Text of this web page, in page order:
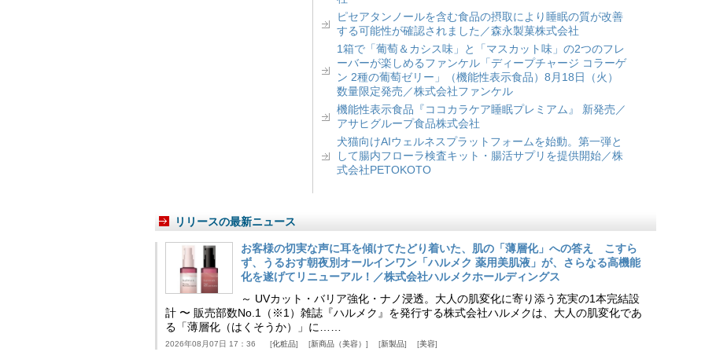
ピセアタンノールを含む食品の摂取により睡眠の質が改善
する可能性が確認されました／森永製菓株式会社
1箱で「葡萄＆カシス味」と「マスカット味」の2つのフレ
ーバーが楽しめるファンケル「ディープチャージ コラーゲ
ン 2種の葡萄ゼリー」（機能性表示食品）8月18日（火）
数量限定発売／株式会社ファンケル
機能性表示食品『ココカラケア睡眠プレミアム』 新発売／
アサヒグループ食品株式会社
犬猫向けAIウェルネスプラットフォームを始動。第一弾と
して腸内フローラ検査キット・腸活サプリを提供開始／株
式会社PETOKOTO
リリースの最新ニュース
お客様の切実な声に耳を傾けてたどり着いた、肌の「薄層化」への答え こすら
ず、うるおす朝夜別オールインワン「ハルメク 薬用美肌液」が、さらなる高機能
化を遂げてリニューアル！／株式会社ハルメクホールディングス
～ UVカット・バリア強化・ナノ浸透。大人の肌変化に寄り添う充実の1本完結設
計 〜 販売部数No.1（※1）雑誌『ハルメク』を発行する株式会社ハルメクは、大人の肌変化であ
る「薄層化（はくそうか）」に……
2026年08月07日 17：36 化粧品 新商品（美容） 新製品 美容